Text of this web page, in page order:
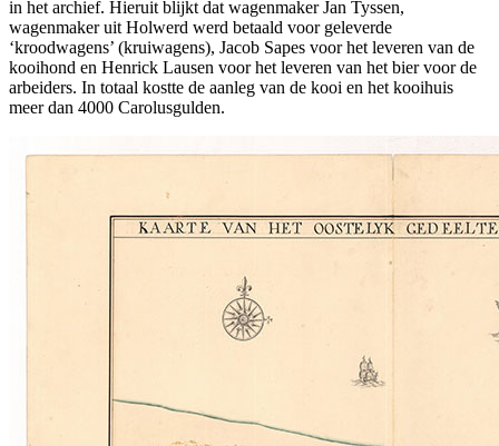
in het archief. Hieruit blijkt dat wagenmaker Jan Tyssen,
wagenmaker uit Holwerd werd betaald voor geleverde
‘kroodwagens’ (kruiwagens), Jacob Sapes voor het leveren van de
kooihond en Henrick Lausen voor het leveren van het bier voor de
arbeiders. In totaal kostte de aanleg van de kooi en het kooihuis
meer dan 4000 Carolusgulden.